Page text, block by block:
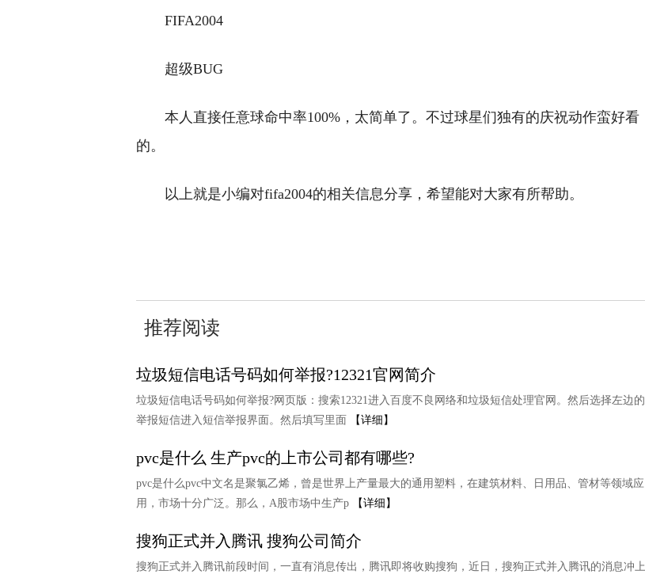
FIFA2004
超级BUG
本人直接任意球命中率100%，太简单了。不过球星们独有的庆祝动作蛮好看
的。
以上就是小编对fifa2004的相关信息分享，希望能对大家有所帮助。
推荐阅读
垃圾短信电话号码如何举报?12321官网简介
垃圾短信电话号码如何举报?网页版：搜索12321进入百度不良网络和垃圾短信处理官网。然后选择左边的
举报短信进入短信举报界面。然后填写里面
【详细】
pvc是什么 生产pvc的上市公司都有哪些?
pvc是什么pvc中文名是聚氯乙烯，曾是世界上产量最大的通用塑料，在建筑材料、日用品、管材等领域应
用，市场十分广泛。那么，A股市场中生产p
【详细】
搜狗正式并入腾讯 搜狗公司简介
搜狗正式并入腾讯前段时间，一直有消息传出，腾讯即将收购搜狗，近日，搜狗正式并入腾讯的消息冲上